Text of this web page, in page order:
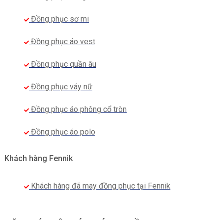
Đồng phục sơ mi
Đồng phục áo vest
Đồng phục quần âu
Đồng phục váy nữ
Đồng phục áo phông cổ tròn
Đồng phục áo polo
Khách hàng Fennik
Khách hàng đã may đồng phục tại Fennik